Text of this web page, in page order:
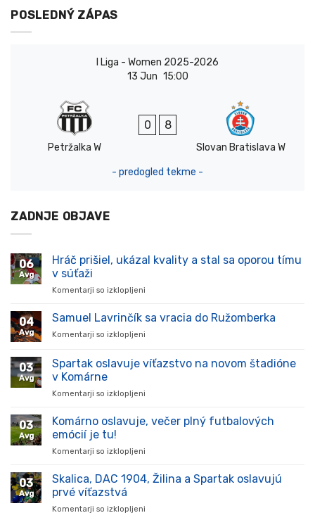
POSLEDNÝ ZÁPAS
I Liga - Women 2025-2026
13 Jun 15:00
Petržalka W
0 8
Slovan Bratislava W
- predogled tekme -
ZADNJE OBJAVE
06
Avg
Hráč prišiel, ukázal kvality a stal sa oporou tímu
v súťaži
Komentarji so izklopljeni
prišiel,
stal
súťaži
04
Avg
Samuel Lavrinčík sa vracia do Ružomberka
Komentarji so izklopljeni
Lavrinčík
sa
03
Avg
Spartak oslavuje víťazstvo na novom štadióne
v Komárne
Komentarji so izklopljeni
oslavuje
v
03
Avg
Komárno oslavuje, večer plný futbalových
emócií je tu!
Komentarji so izklopljeni
oslavuje,
03
Avg
Skalica, DAC 1904, Žilina a Spartak oslavujú
prvé víťazstvá
Komentarji so izklopljeni